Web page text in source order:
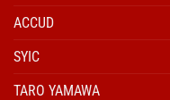
ACCUD
SYIC
TARO YAMAWA